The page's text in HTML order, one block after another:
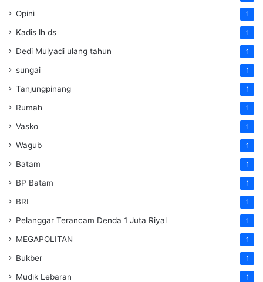
Opini 1
Kadis lh ds 1
Dedi Mulyadi ulang tahun 1
sungai 1
Tanjungpinang 1
Rumah 1
Vasko 1
Wagub 1
Batam 1
BP Batam 1
BRI 1
Pelanggar Terancam Denda 1 Juta Riyal 1
MEGAPOLITAN 1
Bukber 1
Mudik Lebaran 1